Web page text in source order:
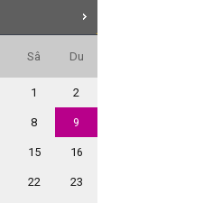
Sâ Du
1 2
8 9
15 16
22 23